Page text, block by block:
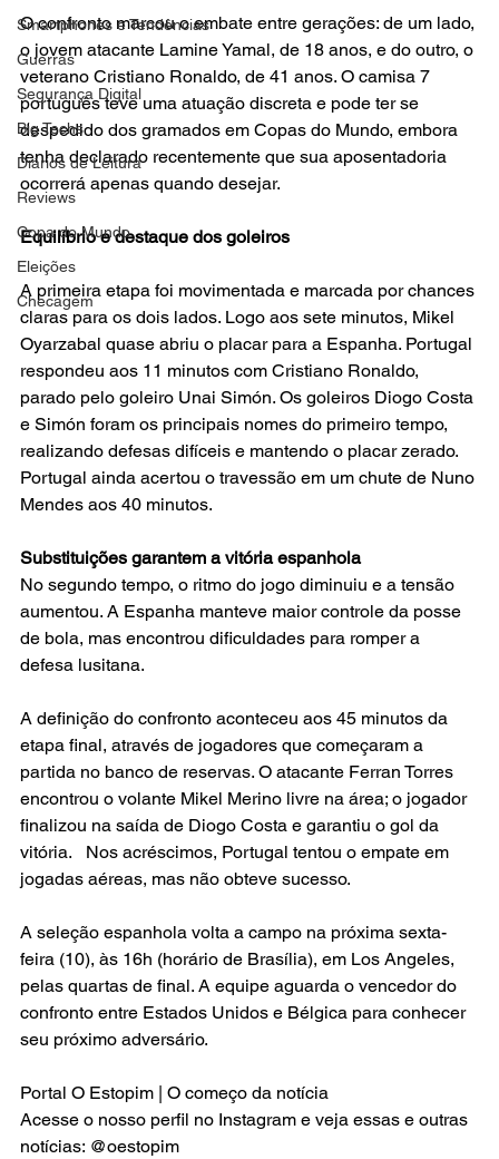
Smartphones e Tendências
Guerras
Segurança Digital
Big Techs
Diários de Leitura
Reviews
Copa do Mundo
Eleições
Checagem
O confronto marcou o embate entre gerações: de um lado,
o jovem atacante Lamine Yamal, de 18 anos, e do outro, o
veterano Cristiano Ronaldo, de 41 anos. O camisa 7
português teve uma atuação discreta e pode ter se
despedido dos gramados em Copas do Mundo, embora
tenha declarado recentemente que sua aposentadoria
ocorrerá apenas quando desejar.
Equilíbrio e destaque dos goleiros
A primeira etapa foi movimentada e marcada por chances
claras para os dois lados. Logo aos sete minutos, Mikel
Oyarzabal quase abriu o placar para a Espanha. Portugal
respondeu aos 11 minutos com Cristiano Ronaldo,
parado pelo goleiro Unai Simón. Os goleiros Diogo Costa
e Simón foram os principais nomes do primeiro tempo,
realizando defesas difíceis e mantendo o placar zerado.
Portugal ainda acertou o travessão em um chute de Nuno
Mendes aos 40 minutos.
Substituições garantem a vitória espanhola
No segundo tempo, o ritmo do jogo diminuiu e a tensão
aumentou. A Espanha manteve maior controle da posse
de bola, mas encontrou dificuldades para romper a
defesa lusitana.
A definição do confronto aconteceu aos 45 minutos da
etapa final, através de jogadores que começaram a
partida no banco de reservas. O atacante Ferran Torres
encontrou o volante Mikel Merino livre na área; o jogador
finalizou na saída de Diogo Costa e garantiu o gol da
vitória.   Nos acréscimos, Portugal tentou o empate em
jogadas aéreas, mas não obteve sucesso.
A seleção espanhola volta a campo na próxima sexta-
feira (10), às 16h (horário de Brasília), em Los Angeles,
pelas quartas de final. A equipe aguarda o vencedor do
confronto entre Estados Unidos e Bélgica para conhecer
seu próximo adversário.
Portal O Estopim | O começo da notícia
Acesse o nosso perfil no Instagram e veja essas e outras
notícias: @oestopim